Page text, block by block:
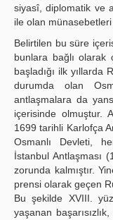
siyasî, diplomatik ve
ile olan
Belirtilen bu süre
bunlara bağlı olarak
başladığı ilk
durumda olan
antlaşmalara da
içerisinde olmuştur.
1699 tarihli Karlofça
Osmanlı Devleti,
İstanbul Antlaşması
zorunda kalmıştır.
prensi olarak geçen
Bu şekilde XVIII.
yaşanan